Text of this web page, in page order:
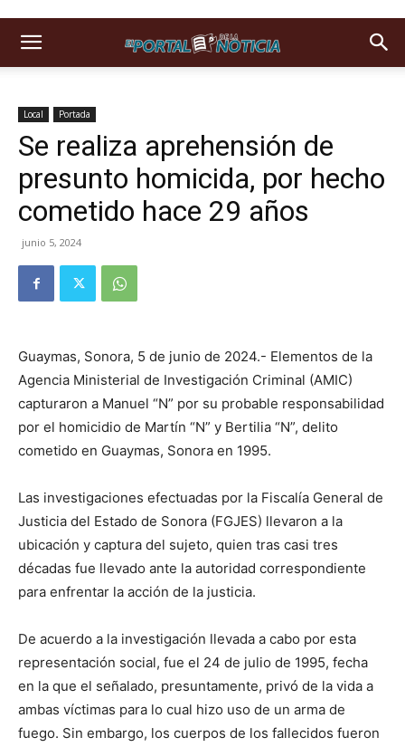
Local Portada
Se realiza aprehensión de
presunto homicida, por hecho
cometido hace 29 años
junio 5, 2024
Guaymas, Sonora, 5 de junio de 2024.- Elementos de la
Agencia Ministerial de Investigación Criminal (AMIC)
capturaron a Manuel “N” por su probable responsabilidad
por el homicidio de Martín “N” y Bertilia “N”, delito
cometido en Guaymas, Sonora en 1995.
Las investigaciones efectuadas por la Fiscalía General de
Justicia del Estado de Sonora (FGJES) llevaron a la
ubicación y captura del sujeto, quien tras casi tres
décadas fue llevado ante la autoridad correspondiente
para enfrentar la acción de la justicia.
De acuerdo a la investigación llevada a cabo por esta
representación social, fue el 24 de julio de 1995, fecha
en la que el señalado, presuntamente, privó de la vida a
ambas víctimas para lo cual hizo uso de un arma de
fuego. Sin embargo, los cuerpos de los fallecidos fueron